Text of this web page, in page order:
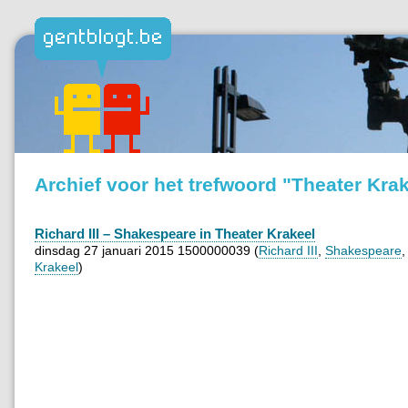
Archief voor het trefwoord "Theater
Richard III – Shakespeare in Theater Krakeel
dinsdag 27 januari 2015 1500000039 (Richard III Shakespeare
Krakeel)